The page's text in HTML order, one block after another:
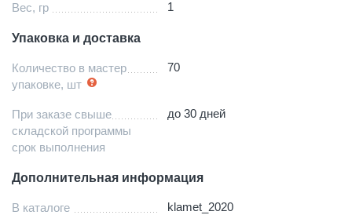
Вес, гр 1
Упаковка и доставка
Количество в мастер
упаковке, шт
70
При заказе свыше
складской программы
срок выполнения
до 30 дней
Дополнительная информация
В каталоге klamet_2020